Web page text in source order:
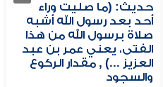
حديث: (ما صليت وراء
أحد بعد رسول الله أشبه
صلاة برسول الله من هذا
الفتى، يعني عمر بن عبد
العزيز ...) , مقدار الركوع
والسجود